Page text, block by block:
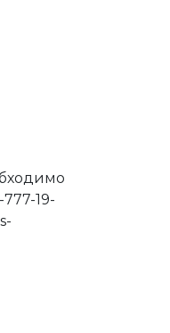
19-